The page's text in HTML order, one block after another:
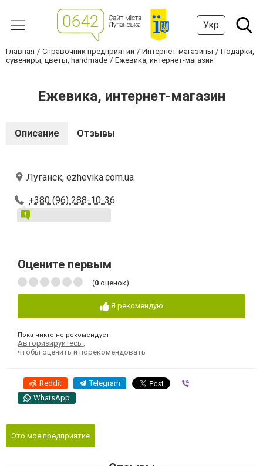
Укр
Главная Справочник предприятий Интернет-магазины
Подарки,
сувениры, цветы, handmade
Ежевика, интернет-магазин
Ежевика, интернет-магазин
Описание Отзывы
Луганск, ezhevika.com.ua
+380 (96) 288-10-36
Оцените первым
(0 оценок)
Я рекомендую
Пока никто не рекомендует
Авторизируйтесь
чтобы оценить и порекомендовать
Reddit Telegram
WhatsApp
Это мое предприятие